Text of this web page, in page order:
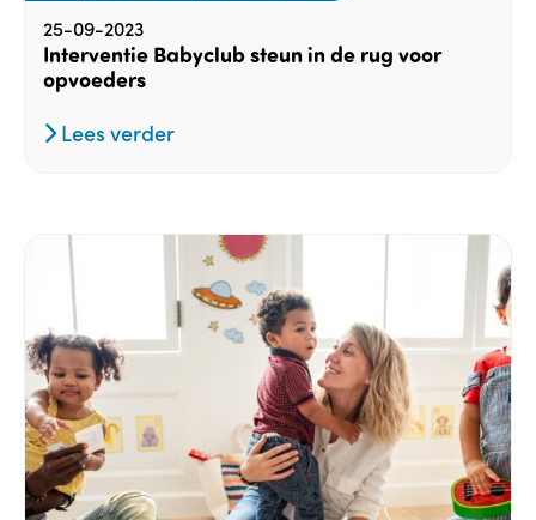
25-09-2023
Interventie Babyclub steun in de rug voor
opvoeders
Lees verder